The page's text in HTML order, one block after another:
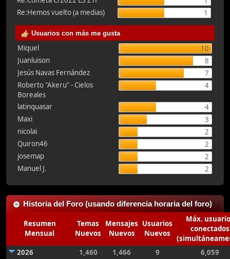
Re:Hemos vuelto (a medias)
1
Usuarios con más me gusta
Miquel
10
Juanluison
8
Jesús Navas Fernández
7
Roberto "Akeru" - Cielos
Boreales
4
latinquasar
4
Maxi
3
nicolai
2
Quiron46
2
josemap
2
Manuel J.
2
Historia del Foro (usando diferencia horaria del foro)
Resumen
Mensual
Temas
Nuevos
Mensajes
Nuevos
Usuarios
Nuevos
Máx.
conectados
2026
1,460 1,466 9
6,059